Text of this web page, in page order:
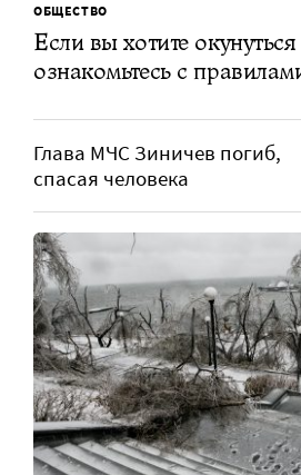
ОБЩЕСТВО
Если вы хотите
ознакомьтесь с
Глава МЧС Зиничев погиб,
спасая человека